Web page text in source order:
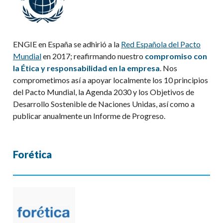
ENGIE en España se adhirió a la Red Española del Pacto
Mundialen 2017; reafirmando nuestro compromiso con
la Ética y responsabilidad en la empresa. Nos
comprometimos así a apoyar localmente los 10 principios
del Pacto Mundial, la Agenda 2030 y los Objetivos de
Desarrollo Sostenible de Naciones Unidas, así como a
publicar anualmente un Informe de Progreso.
Forética